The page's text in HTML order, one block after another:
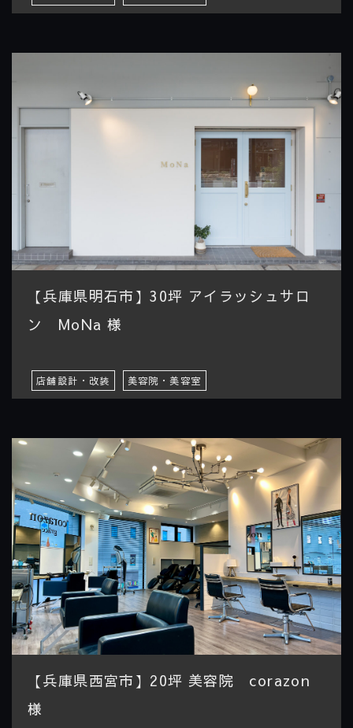
【兵庫県明石市】30坪 アイラッシュサロ
ン MoNa 様
店舗設計・改装 美容院・美容室
【兵庫県西宮市】20坪 美容院 corazon
様